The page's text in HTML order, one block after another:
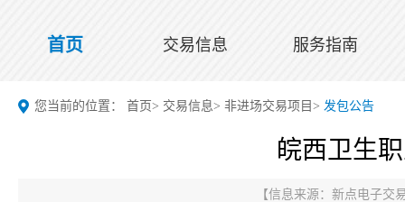
首页 交易信息 服务指南
您当前的位置： 首页> 交易信息> 非进场交易项目 > 发包公告
皖西卫生
【信息来源： 新点电子交